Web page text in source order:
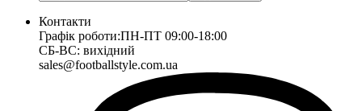
Контакти
Графік роботи:ПН-ПТ 09:00-18:00
СБ-ВС: вихідний
sales@footballstyle.com.ua